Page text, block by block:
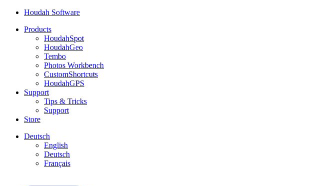
Houdah Software
Products
HoudahSpot
HoudahGeo
Tembo
Photos Workbench
CustomShortcuts
HoudahGPS
Support
Tips & Tricks
Support
Store
Deutsch
English
Deutsch
Français